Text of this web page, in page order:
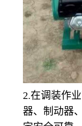
2.在调装作
器、制动器